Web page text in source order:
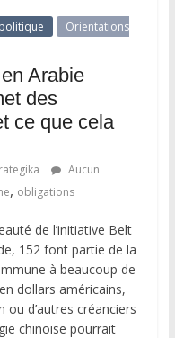
Orientations
Arabie
des
ce que cela
Aucun
, obligations
de l’initiative Belt
152 font partie de la
à beaucoup de
dollars américains,
d’autres créanciers
chinoise pourrait